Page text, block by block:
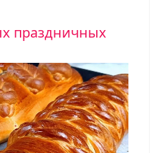
праздничных